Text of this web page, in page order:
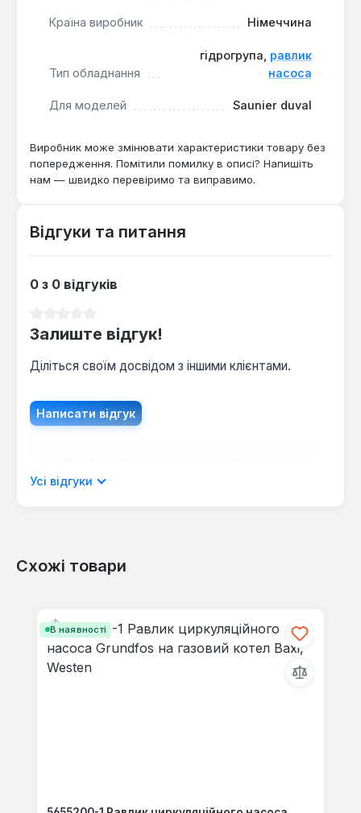
насоса.
Ця запчастина є критично важливим елементом
насоса у котлах лінійок Semia та Isotwin. Вона
ремонту, коли діагностовано поломку саме цієї
пластикової деталі, що проявляється у
недостатньому тиску або шумі роботи насосного
Країна виробник Німеччина
Тип обладнання
гідрогрупа, равлик
насоса
Для моделей Saunier duval
Виробник може змінювати характеристики товару без
попередження. Помітили помилку в описі? Напишіть
нам — швидко перевіримо та виправимо.
Відгуки та питання
0 з 0 відгуків
Залиште відгук!
Діліться своїм досвідом з іншими клієнтами.
Написати відгук
мовою.
Відгуків не знайдено. Поділіться
Усі відгуки
Схожі товари
В наявності